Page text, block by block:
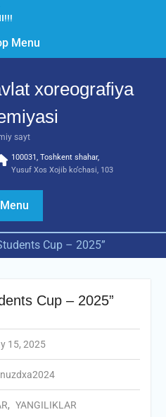
Menu
xoreografiya
sayt
100031, Toshkent shahar,
Yusuf Xos Xojib ko‘chasi, 103
Menu
Cup – 2025”
Cup – 2025”
15, 2025
, YANGILIKLAR